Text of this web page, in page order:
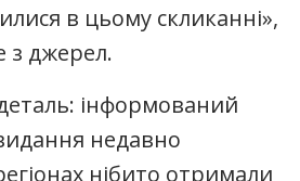
в цьому скликанні»,
з джерел.
інформований
недавно
нібито отримали